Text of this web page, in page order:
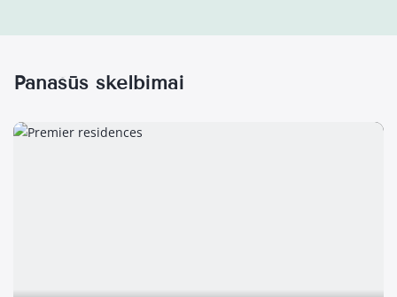
Panašūs skelbimai